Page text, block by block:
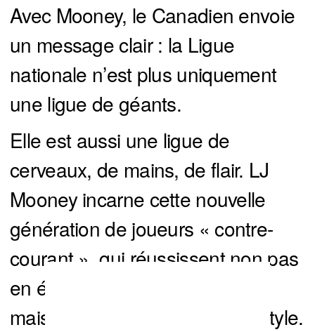
Avec Mooney, le Canadien envoie
un message clair : la Ligue
nationale n’est plus uniquement
une ligue de géants.
Elle est aussi une ligue de
cerveaux, de mains, de flair. LJ
Mooney incarne cette nouvelle
génération de joueurs « contre-
courant », qui réussissent non pas
en écrasant leurs adversaires,
mais en les contournant avec style.